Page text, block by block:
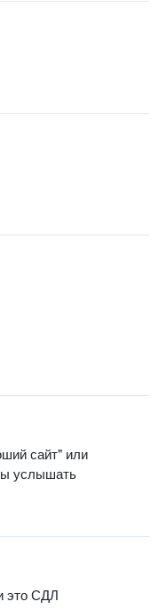
сайт" или
услышать
это СДЛ